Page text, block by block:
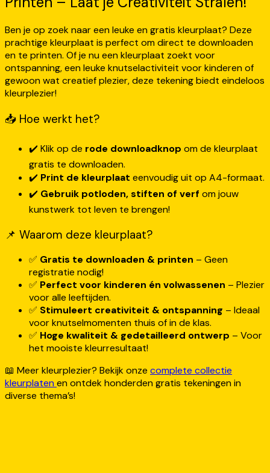
Ben je op zoek naar een leuke en gratis kleurplaat? Deze
prachtige kleurplaat is perfect om direct te downloaden
en te printen. Of je nu een kleurplaat zoekt voor
ontspanning, een leuke knutselactiviteit voor kinderen of
gewoon wat creatief plezier, deze tekening biedt eindeloos
kleurplezier!
📥 Hoe werkt het?
✔️ Klik op de rode downloadknop om de kleurplaat
gratis te downloaden.
✔️ Print de kleurplaat eenvoudig uit op A4-formaat.
✔️ Gebruik potloden, stiften of verf om jouw
kunstwerk tot leven te brengen!
📌 Waarom deze kleurplaat?
✅ Gratis te downloaden & printen – Geen
registratie nodig!
✅ Perfect voor kinderen én volwassenen – Plezier
voor alle leeftijden.
✅ Stimuleert creativiteit & ontspanning – Ideaal
voor knutselmomenten thuis of in de klas.
✅ Hoge kwaliteit & gedetailleerd ontwerp – Voor
het mooiste kleurresultaat!
📖 Meer kleurplezier? Bekijk onze complete collectie
kleurplatenen ontdek honderden gratis tekeningen in
diverse thema’s!